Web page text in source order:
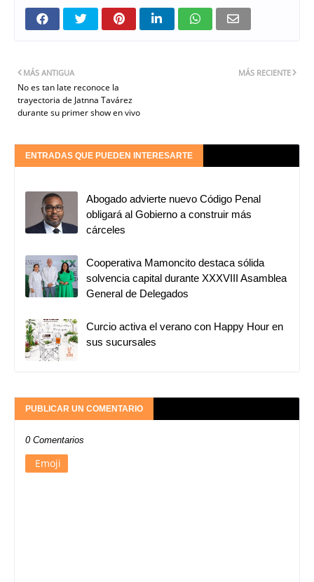
MÁS RECIENTE
MÁS ANTIGUA
No es tan late reconoce la
trayectoria de Jatnna Tavárez
durante su primer show en vivo
ENTRADAS QUE PUEDEN INTERESARTE
Abogado advierte nuevo Código Penal
obligará al Gobierno a construir más
cárceles
Cooperativa Mamoncito destaca sólida
solvencia capital durante XXXVIII Asamblea
General de Delegados
Curcio activa el verano con Happy Hour en
sus sucursales
PUBLICAR UN COMENTARIO
0 Comentarios
Emoji